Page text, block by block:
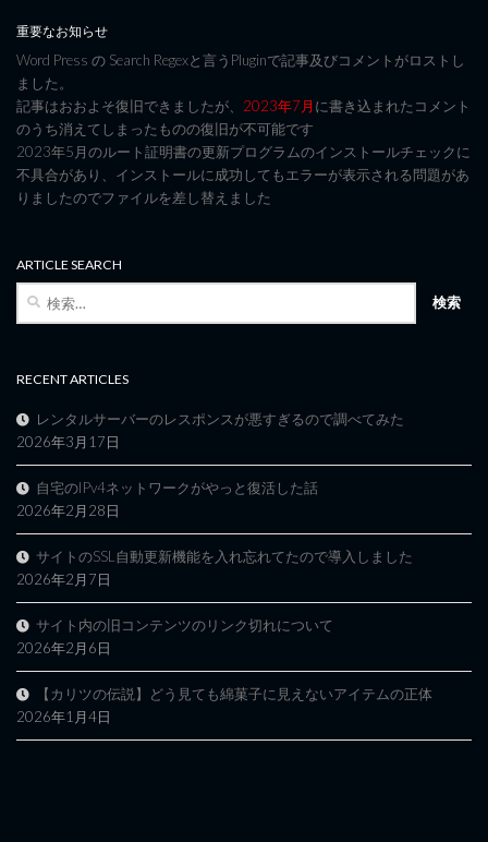
重要なお知らせ
Word Press の Search Regexと言うPluginで記事及びコメントがロストし
ました。
記事はおおよそ復旧できましたが、 2023年7月に書き込まれたコメント
のうち消えてしまったものの復旧が不可能です
2023年5月のルート証明書の更新プログラムのインストールチェックに
不具合があり、インストールに成功してもエラーが表示される問題があ
りましたのでファイルを差し替えました
ARTICLE SEARCH
RECENT ARTICLES
レンタルサーバーのレスポンスが悪すぎるので調べてみた
2026年3月17日
自宅のIPv4ネットワークがやっと復活した話
2026年2月28日
サイトのSSL自動更新機能を入れ忘れてたので導入しました
2026年2月7日
サイト内の旧コンテンツのリンク切れについて
2026年2月6日
【カリツの伝説】どう見ても綿菓子に見えないアイテムの正体
2026年1月4日